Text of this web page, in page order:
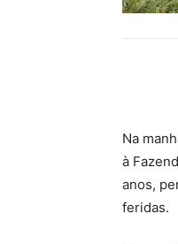
Na
à
anos,
feridas.